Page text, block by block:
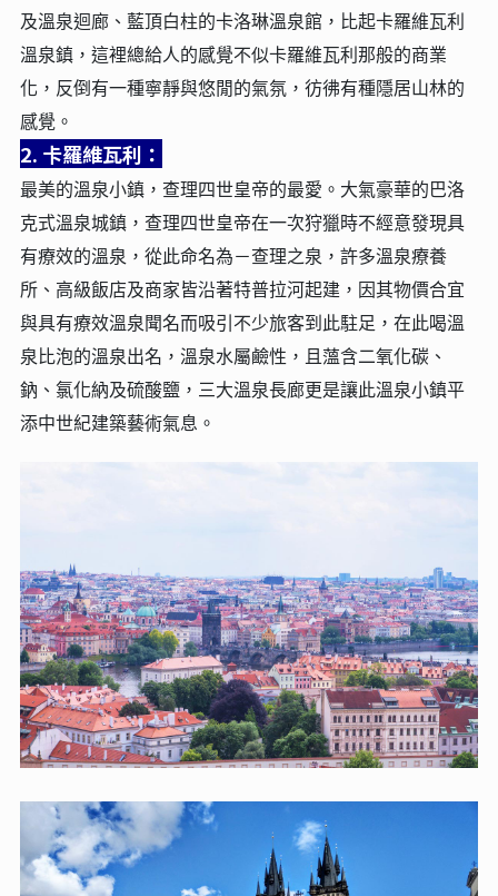
及溫泉迴廊、藍頂白柱的卡洛琳溫泉館，比起卡羅維瓦利
溫泉鎮，這裡總給人的感覺不似卡羅維瓦利那般的商業
化，反倒有一種寧靜與悠閒的氣氛，彷彿有種隱居山林的
感覺。
2. 卡羅維瓦利：
最美的溫泉小鎮，查理四世皇帝的最愛。大氣豪華的巴洛
克式溫泉城鎮，查理四世皇帝在一次狩獵時不經意發現具
有療效的溫泉，從此命名為－查理之泉，許多溫泉療養
所、高級飯店及商家皆沿著特普拉河起建，因其物價合宜
與具有療效溫泉聞名而吸引不少旅客到此駐足，在此喝溫
泉比泡的溫泉出名，溫泉水屬鹼性，且薀含二氧化碳、
鈉、氯化納及硫酸鹽，三大溫泉長廊更是讓此溫泉小鎮平
添中世紀建築藝術氣息。